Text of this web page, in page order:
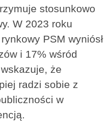
stosunkowo
W 2023 roku
PSM wyniósł
i 17% wśród
że
radzi sobie z
w